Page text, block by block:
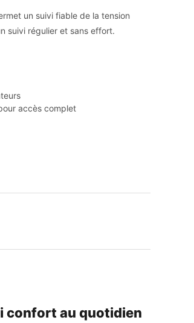
un suivi fiable de la tension
suivi régulier et sans effort.
accès complet
confort au quotidien